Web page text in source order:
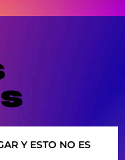
Y ESTO NO ES